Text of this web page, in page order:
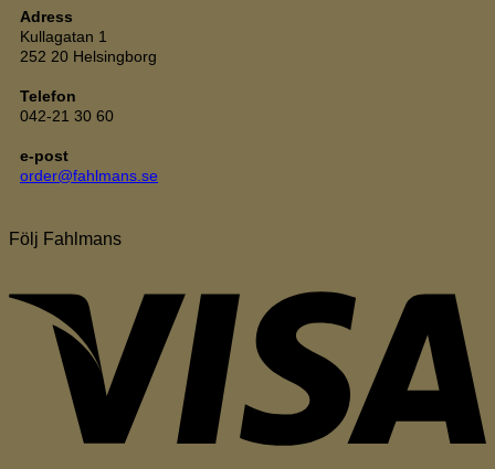
Adress
Kullagatan 1
252 20 Helsingborg
Telefon
042-21 30 60
e-post
order@fahlmans.se
Följ Fahlmans